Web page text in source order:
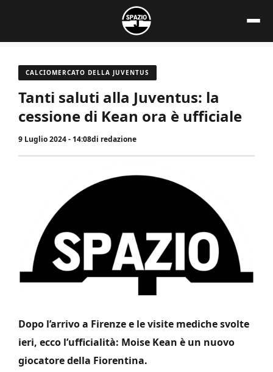
contenuto
CALCIOMERCATO DELLA JUVENTUS
Tanti saluti alla Juventus: la
cessione di Kean ora è ufficiale
9 Luglio 2024 - 14:08di redazione
Dopo l’arrivo a Firenze e le visite mediche svolte
ieri, ecco l’ufficialità: Moise Kean è un nuovo
giocatore della Fiorentina.